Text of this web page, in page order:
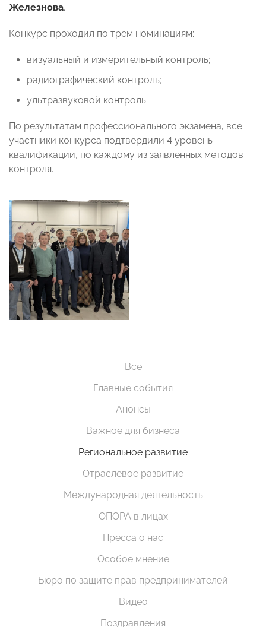
Железнова.
Конкурс проходил по трем номинациям:
визуальный и измерительный контроль;
радиографический контроль;
ультразвуковой контроль.
По результатам профессионального экзамена, все
участники конкурса подтвердили 4 уровень
квалификации, по каждому из заявленных методов
контроля.
Все
Главные события
Анонсы
Важное для бизнеса
Региональное развитие
Отраслевое развитие
Международная деятельность
ОПОРА в лицах
Пресса о нас
Особое мнение
Бюро по защите прав предпринимателей
Видео
Поздравления